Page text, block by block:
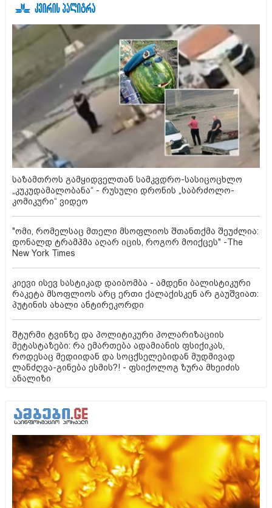
საზამთროს გამყიდველთან სამკვდრო-სასიცოცხლო
„კუკუდამალობანა“ - რუსული დრონის „საბრძოლო-
კომიკური“ ვიდეო
"ომი, რომელსაც მთელი მსოფლიოს შთანთქმა შეუძლია:
დონალდ ტრამპმა აღარ იცის, როგორ მოიქცეს" -The
New York Times
კიევი ისევ სასტიკად დაიბომბა - ამდენი ბალისტიკური
რაკეტა მსოფლიოს არც ერთი ქალაქისკენ არ გაუშვიათ:
პუტინის ახალი ანტირეკორდი
შტურმი ტვინზე და პოლიტიკური პოლარიზაციის
მეტასტაზები: რა ემართება ადამიანის ფსიქიკას,
როდესაც მედიიდან და სოცქსელებიდან მუდმივად
ლანძღვა-გინება ესმის?! - ფსიქოლოგ ზურა მხეიძის
ანალიზი